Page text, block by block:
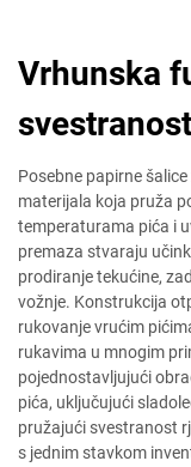
Vrhunska
svestranost
Posebne papirne
materijala koja pruža
temperaturama pića i
premaza stvaraju
prodiranje tekućine,
vožnje. Konstrukcija
rukovanje vrućim
rukavima u mnogim
pojednostavljujući
pića, uključujući
pružajući svestranost
s jednim stavkom